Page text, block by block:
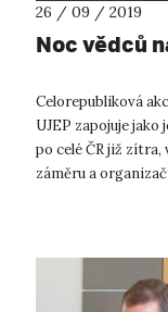
26 / 09 / 2019
Noc vědců
Celorepubliková
UJEP zapojuje
po celé ČR již zítra,
záměru a